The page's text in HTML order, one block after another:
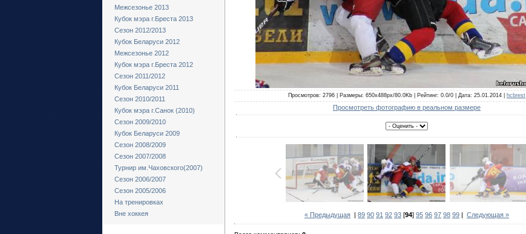
Межсезонье 2013
Кубок мэра г.Бреста 2013
Сезон 2012/2013
Кубок Беларуси 2012
Межсезонье 2012
Кубок мэра г.Бреста 2012
Сезон 2011/2012
Кубок Беларуси 2011
Сезон 2010/2011
Кубок мэра г.Санок (2010)
Сезон 2009/2010
Кубок Беларуси 2009
Сезон 2008/2009
Сезон 2007/2008
Турнир им.Чаховского(2007)
Сезон 2006/2007
Сезон 2005/2006
На тренировках
Вне хоккея
Просмотров: 2796 | Размеры: 650x488px/80.0Kb | Рейтинг: 0.0/0 | Дата: 25.01.2014 | hcbrest
Просмотреть фотографию в реальном размере
« Предыдущая | 89 90 91 92 93 [94] 95 96 97 98 99 | Следующая »